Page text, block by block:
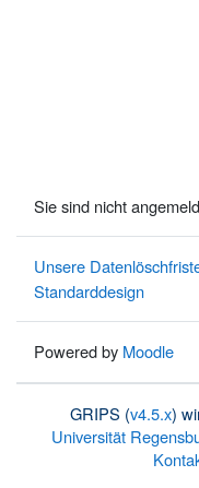
Sie sind nicht
Unsere
Standarddesign
Powered by Moodle
GRIPS (v4.5.x)
Universität